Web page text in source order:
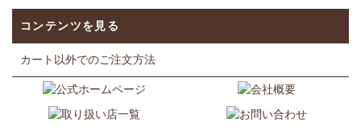
コンテンツを見る
カート以外でのご注文方法